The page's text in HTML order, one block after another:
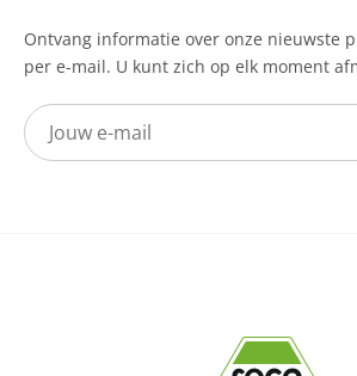
Ontvang informatie over onze nieuwste
per e-mail. U kunt zich op elk moment